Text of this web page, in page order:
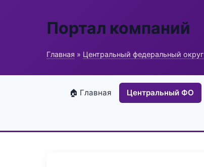
Портал компаний
Главная » Центральный федеральный округ
🏠 Главная Центральный ФО